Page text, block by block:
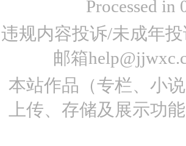
Processed
违规内容投诉/未成年
邮箱
本站作品（专栏、小
上传、存储及展示功